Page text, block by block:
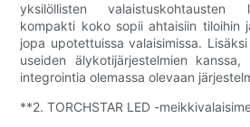
yksilöllisten valaistuskohtausten
kompakti koko sopii ahtaisiin tiloihin
jopa upotettuissa valaisimissa.
useiden älykotijärjestelmien
integrointia olemassa olevaan
**2. TORCHSTAR LED -